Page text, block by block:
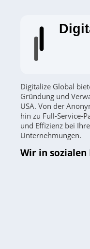
Digitalize Global
Gründung und
USA. Von der
hin zu Full-Service-
und Effizienz bei
Unternehmungen.
Wir in